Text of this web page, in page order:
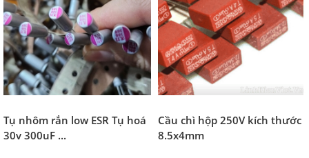
Tụ nhôm rắn low ESR Tụ hoá
30v 300uF ...
Cầu chì hộp 250V kích thước
8.5x4mm